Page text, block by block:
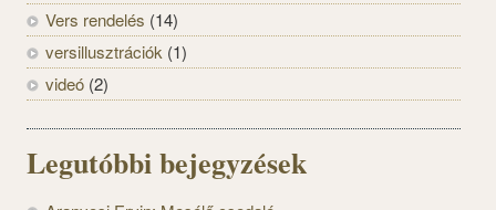
Vers rendelés (14)
versillusztrációk (1)
videó (2)
Legutóbbi bejegyzések